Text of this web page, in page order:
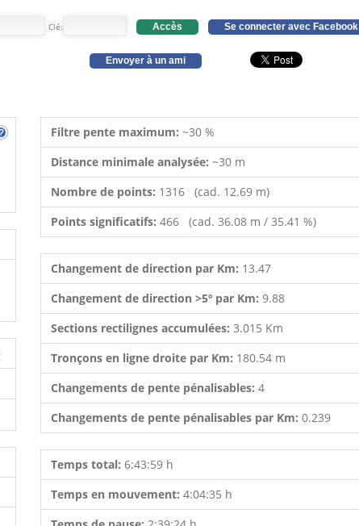
Clé: Accès Se connecter avec Facebook
Envoyer à un ami
Filtre pente maximum: ~30 %
Distance minimale analysée: ~30 m
Nombre de points: 1316 (cad. 12.69 m)
Points significatifs: 466 (cad. 36.08 m / 35.41 %)
Changement de direction par Km: 13.47
Changement de direction >5º par Km: 9.88
Sections rectilignes accumulées: 3.015 Km
Tronçons en ligne droite par Km: 180.54 m
Changements de pente pénalisables: 4
Changements de pente pénalisables par Km: 0.239
Temps total: 6:43:59 h
Temps en mouvement: 4:04:35 h